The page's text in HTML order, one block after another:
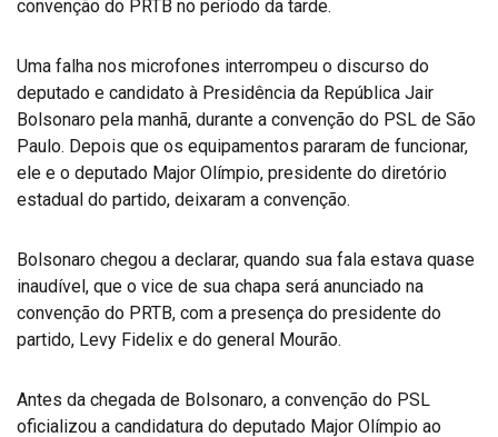
convenção do PRTB no período da tarde.
Uma falha nos microfones interrompeu o discurso do
deputado e candidato à Presidência da República Jair
Bolsonaro pela manhã, durante a convenção do PSL de São
Paulo. Depois que os equipamentos pararam de funcionar,
ele e o deputado Major Olímpio, presidente do diretório
estadual do partido, deixaram a convenção.
Bolsonaro chegou a declarar, quando sua fala estava quase
inaudível, que o vice de sua chapa será anunciado na
convenção do PRTB, com a presença do presidente do
partido, Levy Fidelix e do general Mourão.
Antes da chegada de Bolsonaro, a convenção do PSL
oficializou a candidatura do deputado Major Olímpio ao